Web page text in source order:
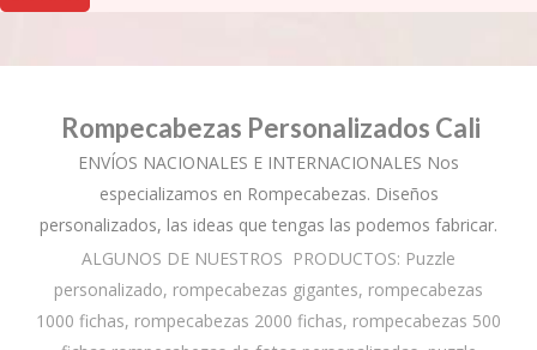
Rompecabezas Personalizados Cali
ENVÍOS NACIONALES E INTERNACIONALES Nos
especializamos en Rompecabezas. Diseños
personalizados, las ideas que tengas las podemos fabricar.
ALGUNOS DE NUESTROS PRODUCTOS: Puzzle
personalizado, rompecabezas gigantes, rompecabezas
1000 fichas, rompecabezas 2000 fichas, rompecabezas 500